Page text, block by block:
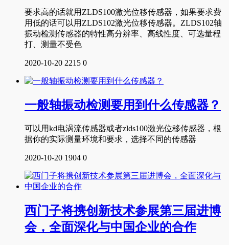
要求高的话就用ZLDS100激光位移传感器，如果要求费
用低的话可以用ZLDS102激光位移传感器。ZLDS102轴
振动检测传感器的特性高分辨率、高线性度、可选量程
打、测量不受色
2020-10-20 2215 0
一般轴振动检测要用到什么传感器？
可以用kd电涡流传感器或者zlds100激光位移传感器，根
据你的实际测量环境和要求，选择不同的传感器
2020-10-20 1904 0
西门子将携创新技术参展第三届进博
会，全面深化与中国企业的合作